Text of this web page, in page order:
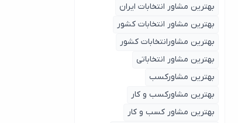
بهترین مشاور انتخابات ایران
بهترین مشاور انتخابات کشور
بهترین مشاورانتخابات کشور
بهترین مشاور انتخاباتی
بهترین مشاورکسب
بهترین مشاورکسب و کار
بهترین مشاور کسب و کار